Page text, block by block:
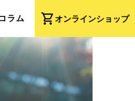
shopping_cartオンラインショップ
ラム